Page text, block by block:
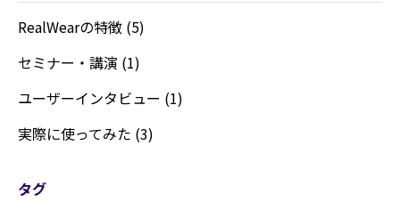
RealWearの特徴 (5)
セミナー・講演 (1)
ユーザーインタビュー (1)
実際に使ってみた (3)
タグ